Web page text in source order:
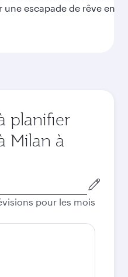
escapade de rêve en
planifier
Milan à
pour les mois